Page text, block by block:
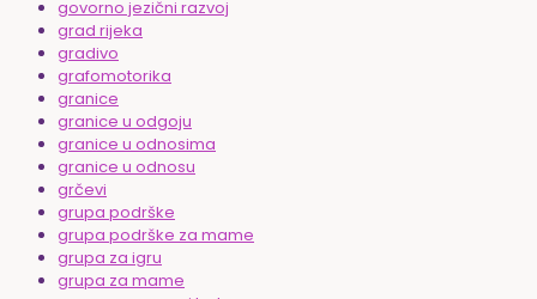
govorno jezični razvoj
grad rijeka
gradivo
grafomotorika
granice
granice u odgoju
granice u odnosima
granice u odnosu
grčevi
grupa podrške
grupa podrške za mame
grupa za igru
grupa za mame